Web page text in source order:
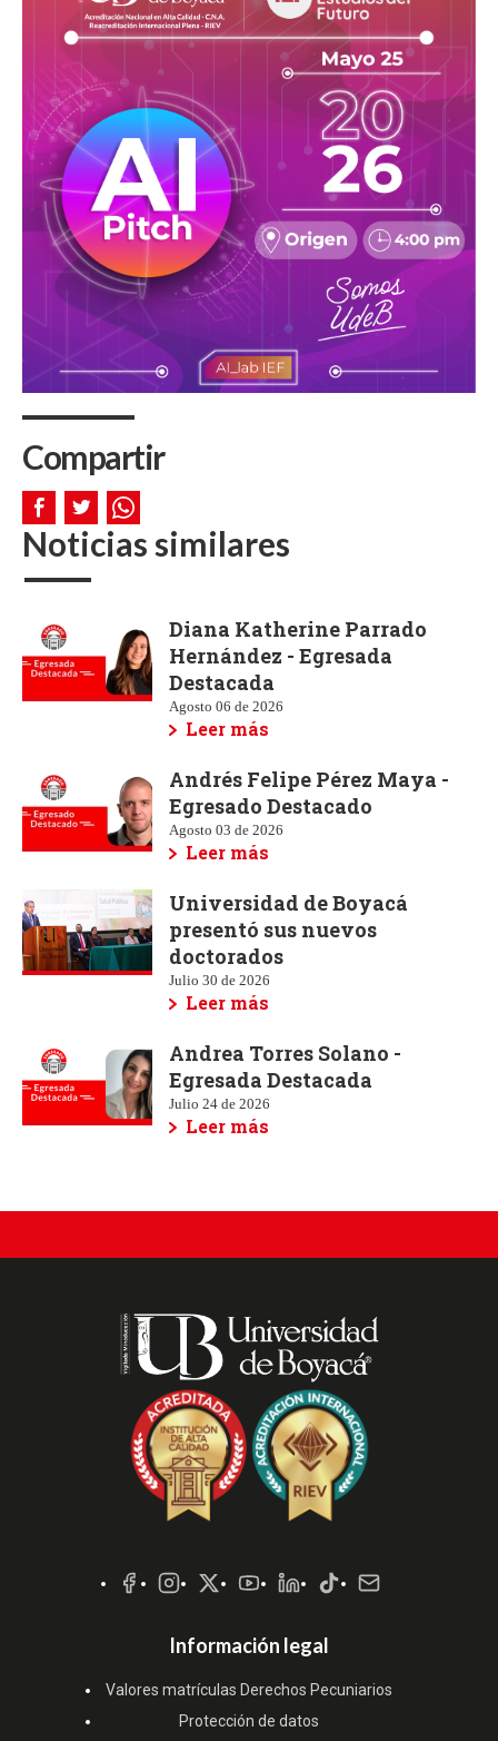
Compartir
Noticias similares
Diana Katherine Parrado
Hernández - Egresada
Destacada
Agosto 06 de 2026
Leer más
Andrés Felipe Pérez Maya -
Egresado Destacado
Agosto 03 de 2026
Leer más
Universidad de Boyacá
presentó sus nuevos
doctorados
Julio 30 de 2026
Leer más
Andrea Torres Solano -
Egresada Destacada
Julio 24 de 2026
Leer más
Sociales
Información legal
Valores matrículas Derechos Pecuniarios
Protección de datos